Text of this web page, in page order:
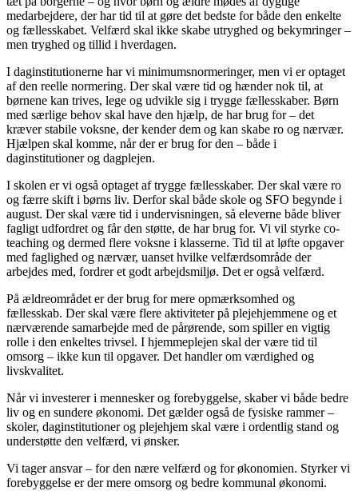
medarbejdere, der har tid til at gøre det bedste for både den enkelte
og fællesskabet. Velfærd skal ikke skabe utryghed og bekymringer –
men tryghed og tillid i hverdagen.
I daginstitutionerne har vi minimumsnormeringer, men vi er optaget
af den reelle normering. Der skal være tid og hænder nok til, at
børnene kan trives, lege og udvikle sig i trygge fællesskaber. Børn
med særlige behov skal have den hjælp, de har brug for – det
kræver stabile voksne, der kender dem og kan skabe ro og nærvær.
Hjælpen skal komme, når der er brug for den – både i
daginstitutioner og dagplejen.
I skolen er vi også optaget af trygge fællesskaber. Der skal være ro
og færre skift i børns liv. Derfor skal både skole og SFO begynde i
august. Der skal være tid i undervisningen, så eleverne både bliver
fagligt udfordret og får den støtte, de har brug for. Vi vil styrke co-
teaching og dermed flere voksne i klasserne. Tid til at løfte opgaver
med faglighed og nærvær, uanset hvilke velfærdsområde der
arbejdes med, fordrer et godt arbejdsmiljø. Det er også velfærd.
På ældreområdet er der brug for mere opmærksomhed og
fællesskab. Der skal være flere aktiviteter på plejehjemmene og et
nærværende samarbejde med de pårørende, som spiller en vigtig
rolle i den enkeltes trivsel. I hjemmeplejen skal der være tid til
omsorg – ikke kun til opgaver. Det handler om værdighed og
livskvalitet.
Når vi investerer i mennesker og forebyggelse, skaber vi både bedre
liv og en sundere økonomi. Det gælder også de fysiske rammer –
skoler, daginstitutioner og plejehjem skal være i ordentlig stand og
understøtte den velfærd, vi ønsker.
Vi tager ansvar – for den nære velfærd og for økonomien. Styrker vi
forebyggelse er der mere omsorg og bedre kommunal økonomi.